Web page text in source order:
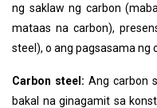
ng saklaw ng carbon
mataas na carbon),
steel), o ang pagsasama ng
Carbon steel: Ang carbon
bakal na ginagamit sa